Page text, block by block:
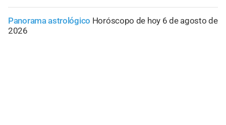
Panorama astrológico Horóscopo de hoy 6 de agosto de
2026